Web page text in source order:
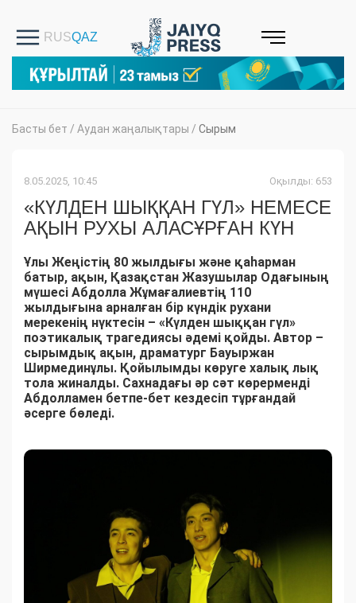
Басты бет / Аудан жаңалықтары / Сырым
8.05.2025, 10:45 Оқылды: 653
«КҮЛДЕН ШЫҚҚАН ГҮЛ» НЕМЕСЕ
АҚЫН РУХЫ АЛАСҰРҒАН КҮН
Ұлы Жеңістің 80 жылдығы және қаһарман
батыр, ақын, Қазақстан Жазушылар Одағының
мүшесі Абдолла Жұмағалиевтің 110
жылдығына арналған бір күндік рухани
мерекенің нүктесін – «Күлден шыққан гүл»
поэтикалық трагедиясы әдемі қойды. Автор –
сырымдық ақын, драматург Бауыржан
Ширмединұлы. Қойылымды көруге халық лық
тола жиналды. Сахнадағы әр сәт көрерменді
Абдолламен бетпе-бет кездесіп тұрғандай
әсерге бөледі.